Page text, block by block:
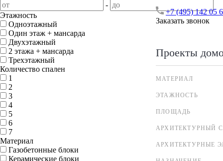
+7 (495) 142 05
Заказать звонок
Проекты
МАТЕРИАЛ
ЭТАЖНОСТЬ
ПЛОЩАДЬ
АРХИТЕКТУРНЫЙ
АРХИТЕКТУРНЫЕ
-
Этажность
Одноэтажный
Один этаж + мансарда
Двухэтажный
2 этажа + мансарда
Трехэтажный
Количество спален
1
2
3
4
5
6
7
Материал
Газобетонные блоки
Керамические блоки